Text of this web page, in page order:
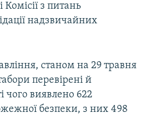
Комісії з питань
надзвичайних
станом на 29 травня
перевірені й
чого виявлено 622
безпеки, з них 498